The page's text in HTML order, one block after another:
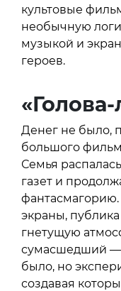
культовые
необычную
музыкой и
героев.
«Голова-
Денег не было,
большого
Семья
газет и
экраны,
гнетущую
сумасшедший —
было, но
создавая